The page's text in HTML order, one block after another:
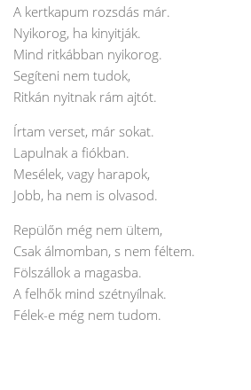
A kertkapum rozsdás már.
Nyikorog, ha kinyitják.
Mind ritkábban nyikorog.
Segíteni nem tudok,
Ritkán nyitnak rám ajtót.
Írtam verset, már sokat.
Lapulnak a fiókban.
Mesélek, vagy harapok,
Jobb, ha nem is olvasod.
Repülőn még nem ültem,
Csak álmomban, s nem féltem.
Fölszállok a magasba.
A felhők mind szétnyílnak.
Félek-e még nem tudom.